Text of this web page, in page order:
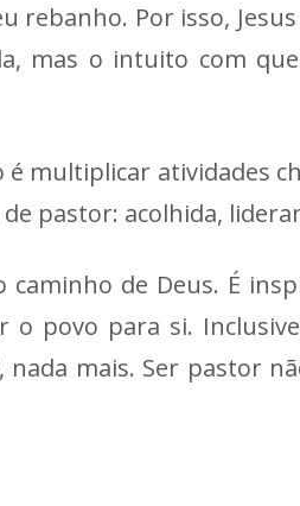
rebanho. Por isso,
mas o intuito com
multiplicar atividades
pastor: acolhida,
de Deus. É
povo para si.
mais. Ser pastor